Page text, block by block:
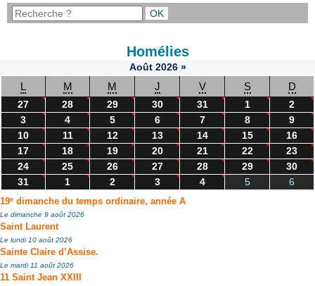
Homélies
Août 2026 »
L M M J V S D
27 28 29 30 31 1
2
3
4 5 6 7 8
9
10
11 12 13 14 15
16
17
18 19 20 21 22
23
24
25 26 27 28 29
30
31
1 2 3 4 5 6
19e dimanche du temps ordinaire, année A
Le dimanche 9 août 2026
Saint Laurent
Le lundi 10 août 2026
Sainte Claire d’Assise.
Le mardi 11 août 2026
11 Saint Jean XXIII